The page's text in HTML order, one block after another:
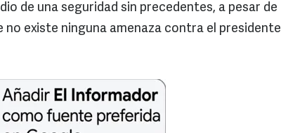
de una seguridad sin precedentes, a pesar de
no existe ninguna amenaza contra el presidente